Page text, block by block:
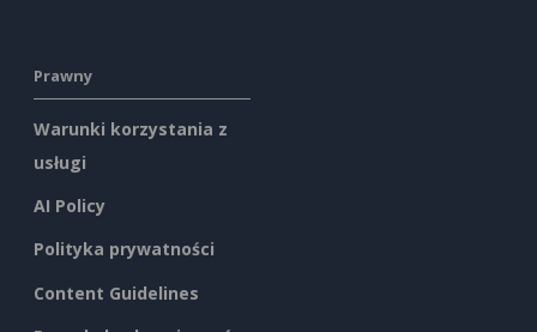
Prawny
Warunki korzystania z
usługi
AI Policy
Polityka prywatności
Content Guidelines